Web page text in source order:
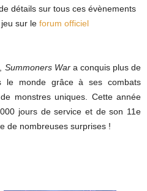
détails sur tous ces évènements
sur le forum officiel
Summoners War a conquis plus de
le monde grâce à ses combats
monstres uniques. Cette année
jours de service et de son 11e
de nombreuses surprises !